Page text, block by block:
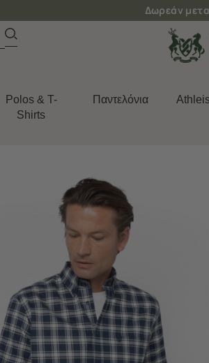
Δωρεάν
Polos & T-
Shirts
Παντελόνια